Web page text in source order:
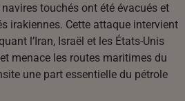
touchés ont été évacués et
irakiennes. Cette attaque intervient
l’Iran, Israël et les États-Unis
menace les routes maritimes du
une part essentielle du pétrole